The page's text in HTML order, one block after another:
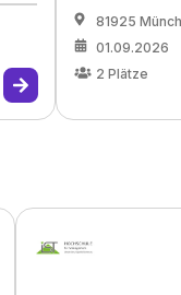
81925
01.09.2026
2 Plätze